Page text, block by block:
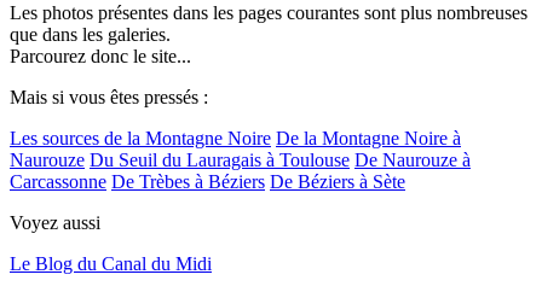
Les photos présentes dans les pages courantes sont plus nombreuses
que dans les galeries.
Parcourez donc le site...
Mais si vous êtes pressés :
Les sources de la Montagne Noire De la Montagne Noire à
Naurouze Du Seuil du Lauragais à Toulouse De Naurouze à
Carcassonne De Trèbes à Béziers De Béziers à Sète
Voyez aussi
Le Blog du Canal du Midi